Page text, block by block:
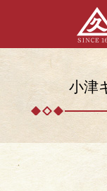
小津